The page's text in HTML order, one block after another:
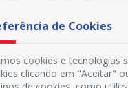
de Cookies
cookies e tecnologias
clicando em "Aceitar"